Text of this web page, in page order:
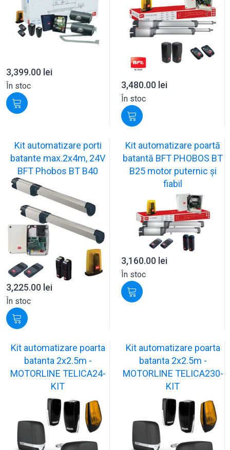
3,399.00 lei
În stoc 3,480.00 lei
În stoc
Kit automatizare porti
batante max.2x4m, 24V
BFT Phobos BT B40
3,225.00 lei
În stoc
Kit automatizare poartă
batantă BFT PHOBOS BT
B25 motor puternic și
fiabil
3,160.00 lei
În stoc
Kit automatizare poarta
batanta 2x2.5m -
MOTORLINE TELICA24-
KIT
Kit automatizare poarta
batanta 2x2.5m -
MOTORLINE TELICA230-
KIT